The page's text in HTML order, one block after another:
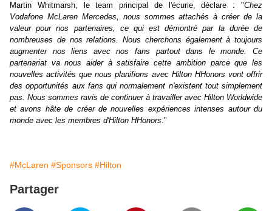
Martin Whitmarsh, le team principal de l'écurie, déclare : "Chez
Vodafone McLaren Mercedes, nous sommes attachés à créer de la
valeur pour nos partenaires, ce qui est démontré par la durée de
nombreuses de nos relations. Nous cherchons également à toujours
augmenter nos liens avec nos fans partout dans le monde. Ce
partenariat va nous aider à satisfaire cette ambition parce que les
nouvelles activités que nous planifions avec Hilton HHonors vont offrir
des opportunités aux fans qui normalement n'existent tout simplement
pas. Nous sommes ravis de continuer à travailler avec Hilton Worldwide
et avons hâte de créer de nouvelles expériences intenses autour du
monde avec les membres d'Hilton HHonors."
#McLaren #Sponsors #Hilton
Partager